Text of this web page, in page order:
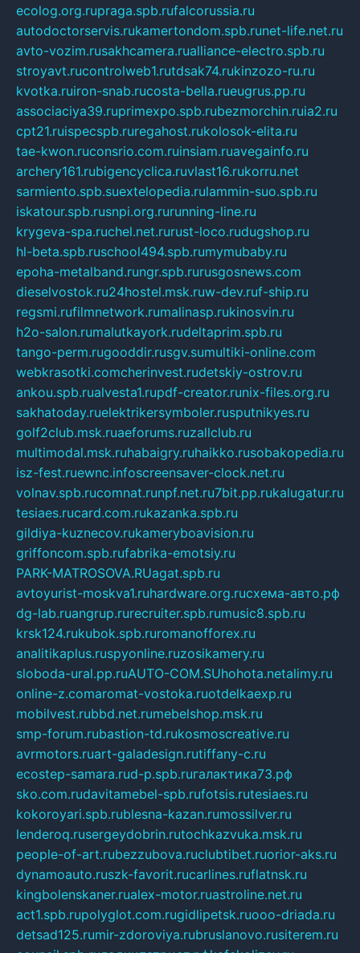
ecolog.org.rupraga.spb.rufalcorussia.ru
autodoctorservis.rukamertondom.spb.runet-life.net.ru
avto-vozim.rusakhcamera.rualliance-electro.spb.ru
stroyavt.rucontrolweb1.rutdsak74.rukinzozo-ru.ru
kvotka.ruiron-snab.rucosta-bella.rueugrus.pp.ru
associaciya39.ruprimexpo.spb.rubezmorchin.ruia2.ru
cpt21.ruispecspb.ruregahost.rukolosok-elita.ru
tae-kwon.ruconsrio.com.ruinsiam.ruavegainfo.ru
archery161.rubigencyclica.ruvlast16.rukorru.net
sarmiento.spb.suextelopedia.rulammin-suo.spb.ru
iskatour.spb.rusnpi.org.rurunning-line.ru
krygeva-spa.ruchel.net.rurust-loco.rudugshop.ru
hl-beta.spb.ruschool494.spb.rumymubaby.ru
epoha-metalband.rungr.spb.rurusgosnews.com
dieselvostok.ru24hostel.msk.ruw-dev.ruf-ship.ru
regsmi.rufilmnetwork.rumalinasp.rukinosvin.ru
h2o-salon.rumalutkayork.rudeltaprim.spb.ru
tango-perm.rugooddir.rusgv.sumultiki-online.com
webkrasotki.comcherinvest.rudetskiy-ostrov.ru
ankou.spb.rualvesta1.rupdf-creator.runix-files.org.ru
sakhatoday.ruelektrikersymboler.rusputnikyes.ru
golf2club.msk.ruaeforums.ruzallclub.ru
multimodal.msk.ruhabaigry.ruhaikko.rusobakopedia.ru
isz-fest.ruewnc.infoscreensaver-clock.net.ru
volnav.spb.rucomnat.runpf.net.ru7bit.pp.rukalugatur.ru
tesiaes.rucard.com.rukazanka.spb.ru
gildiya-kuznecov.rukameryboavision.ru
griffoncom.spb.rufabrika-emotsiy.ru
PARK-MATROSOVA.RUagat.spb.ru
avtoyurist-moskva1.ruhardware.org.ruсхема-авто.рф
dg-lab.ruangrup.rurecruiter.spb.rumusic8.spb.ru
krsk124.rukubok.spb.ruromanofforex.ru
analitikaplus.ruspyonline.ruzosikamery.ru
sloboda-ural.pp.ruAUTO-COM.SUhohota.netalimy.ru
online-z.comaromat-vostoka.ruotdelkaexp.ru
mobilvest.rubbd.net.rumebelshop.msk.ru
smp-forum.rubastion-td.rukosmoscreative.ru
avrmotors.ruart-galadesign.rutiffany-c.ru
ecostep-samara.rud-p.spb.ruгалактика73.рф
sko.com.rudavitamebel-spb.rufotsis.rutesiaes.ru
kokoroyari.spb.rublesna-kazan.rumossilver.ru
lenderoq.rusergeydobrin.rutochkazvuka.msk.ru
people-of-art.rubezzubova.ruclubtibet.ruorior-aks.ru
dynamoauto.ruszk-favorit.rucarlines.ruflatnsk.ru
kingbolenskaner.rualex-motor.ruastroline.net.ru
act1.spb.rupolyglot.com.rugidlipetsk.ruooo-driada.ru
detsad125.rumir-zdoroviya.rubruslanovo.rusiterem.ru